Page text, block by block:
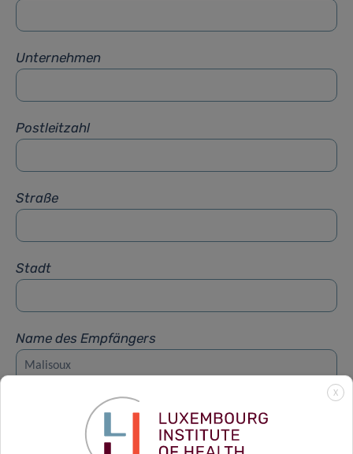
Unternehmen
Postleitzahl
Straße
Stadt
Name des Empfängers
Vorname des Empfängers
X